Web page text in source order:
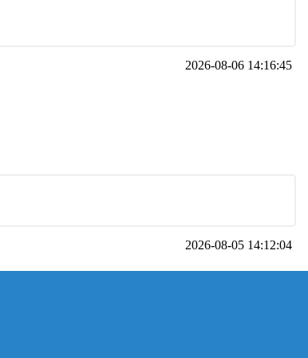
2026-08-06 14:16:45
2026-08-05 14:12:04